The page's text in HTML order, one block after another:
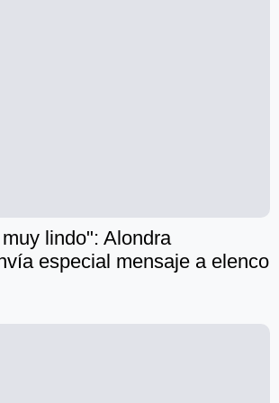
lindo": Alondra
especial mensaje a elenco